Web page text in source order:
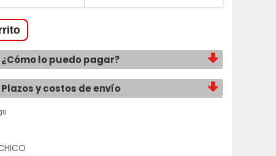
¿Cómo lo puedo pagar?
Plazos y costos de envío